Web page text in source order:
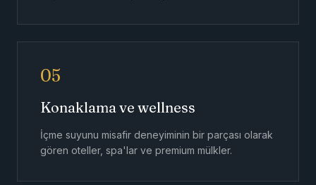
05
Konaklama ve wellness
İçme suyunu misafir deneyiminin bir parçası olarak
gören oteller, spa'lar ve premium mülkler.